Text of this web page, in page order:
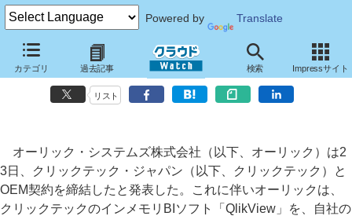
Powered by Translate
カテゴリ 過去記事 検索 Impressサイト
オーリック、インメモリBI機能を組み込んだWebアクセス解析ソフト
「RTmetrics BIQQ」
リスト
オーリック・システムズ株式会社（以下、オーリック）は2
3日、クリックテック・ジャパン（以下、クリックテック）と
OEM契約を締結したと発表した。これに伴いオーリックは、
クリックテックのインメモリBIソフト「QlikView」を、自社の